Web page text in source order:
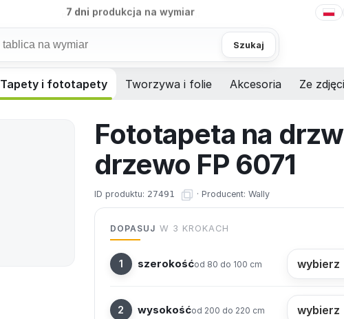
B2Bobsługa firm i instytucji
Szukaj
Tapety i fototapety Tworzywa i folie Akcesoria Ze
Fototapeta na
drzewo FP 6071
ID produktu: 27491 · Producent: Wally
DOPASUJ W 3 KROKACH
szerokośćod 80 do 100 cm
wysokośćod 200 do 220 cm